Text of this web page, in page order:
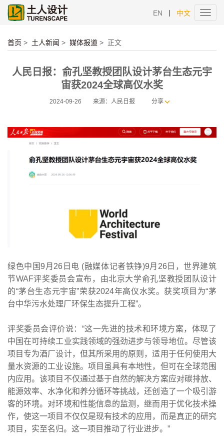
EN | 中文
首页 > 土人新闻 > 媒体报道 > 正文
人民日报：俞孔坚教授团队设计茅台生态元宇
宙获2024全球高仪水奖
2024-09-26 来源：人民日报 分享
绿色中国9月26日电 (融媒体记者铁铮)9月26日，世界建筑
节WAF评奖委员会宣布，由北京大学俞孔坚教授团队设计
的“茅台生态元宇宙”荣获2024年高仪水奖。获奖项目为“茅
台中华污水处理厂环保生态提升工程”。
评奖委员会评价说：“这一先进的技术和环境方案，体现了
中国在可持续工业实践领域的强劲进步与领导地位。尽管该
项目专为酒厂设计，但其所采用的原则，适用于任何使用大
量水资源的工业设施。项目虽具有本地性，但可在全球范围
内应用。该项目不仅通过基于自然的解决方案应对碳排放、
能源效率、水净化和养分循环等挑战，还创造了一个吸引游
客的环境。对环境和性能信息的监测，继而用于优化技术操
作，使这一项目不仅仅是现有技术的应用，而是真正的研究
项目，实至名归。这一项目推动了行业进步。”